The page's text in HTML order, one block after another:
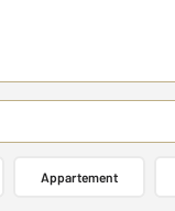
Appartement